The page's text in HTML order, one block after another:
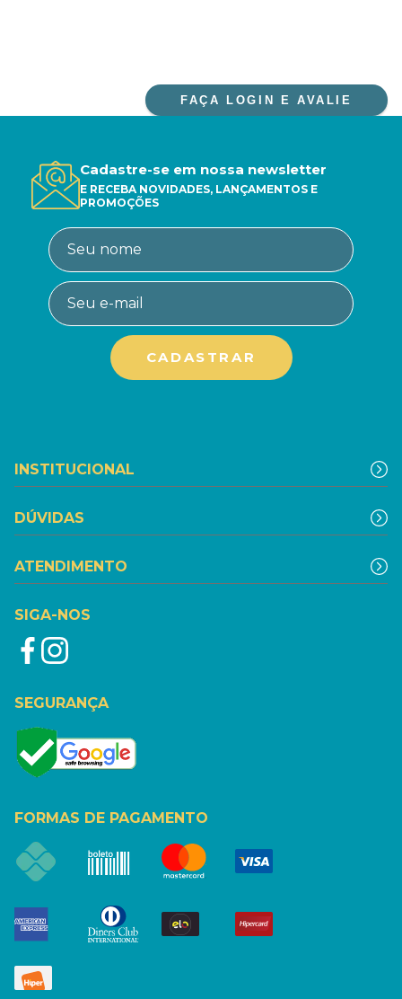
FAÇA LOGIN E AVALIE
Cadastre-se em nossa newsletter
E RECEBA NOVIDADES, LANÇAMENTOS E
PROMOÇÕES
INSTITUCIONAL
DÚVIDAS
ATENDIMENTO
SIGA-NOS
SEGURANÇA
FORMAS DE PAGAMENTO